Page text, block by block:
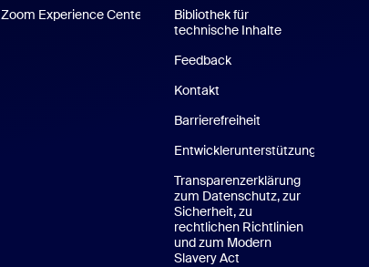
Zoom Experience Center
Bibliothek für
technische Inhalte
Feedback
Kontakt
Barrierefreiheit
Entwicklerunterstützung
Transparenzerklärung
zum Datenschutz, zur
Sicherheit, zu
rechtlichen Richtlinien
und zum Modern
Slavery Act